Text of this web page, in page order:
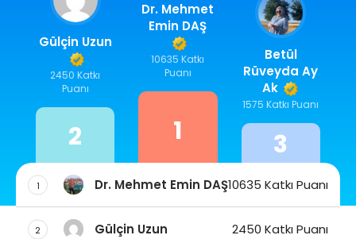
Dr. Mehmet
Emin DAŞ
10635 Katkı
Puanı
1
Gülçin Uzun
2450 Katkı
Puanı
2
Betül
Rüveyda Ay
Ak
1575 Katkı Puanı
3
1 Dr. Mehmet Emin DAŞ10635 Katkı Puanı
2 Gülçin Uzun 2450 Katkı Puanı